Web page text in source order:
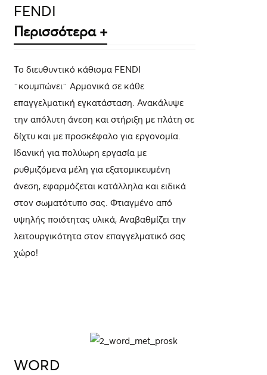
FENDI
Περισσότερα +
Το διευθυντικό κάθισμα FENDI
¨κουμπώνει¨ Αρμονικά σε κάθε
επαγγελματική εγκατάσταση. Ανακάλυψε
την απόλυτη άνεση και στήριξη με πλάτη σε
δίχτυ και με προσκέφαλο για εργονομία.
Ιδανική για πολύωρη εργασία με
ρυθμιζόμενα μέλη για εξατομικευμένη
άνεση, εφαρμόζεται κατάλληλα και ειδικά
στον σωματότυπο σας. Φτιαγμένο από
υψηλής ποιότητας υλικά, Αναβαθμίζει την
λειτουργικότητα στον επαγγελματικό σας
χώρο!
ΛΕΠΤΟΜΈΡΕΙΕΣ
WORD